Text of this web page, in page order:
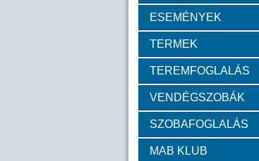
Díjazottak
Tudós arcképek
Csókás János
Zambó János
ESEMÉNYEK
TERMEK
TEREMFOGLALÁS
VENDÉGSZOBÁK
SZOBAFOGLALÁS
MAB KLUB